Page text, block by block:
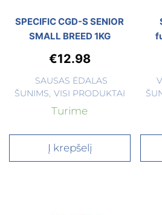
SPECIFIC CGD-S SENIOR
SMALL BREED 1KG
€12.98
SAUSAS ĖDALAS
ŠUNIMS VISI PRODUKTAI
Turime
Į krepšelį